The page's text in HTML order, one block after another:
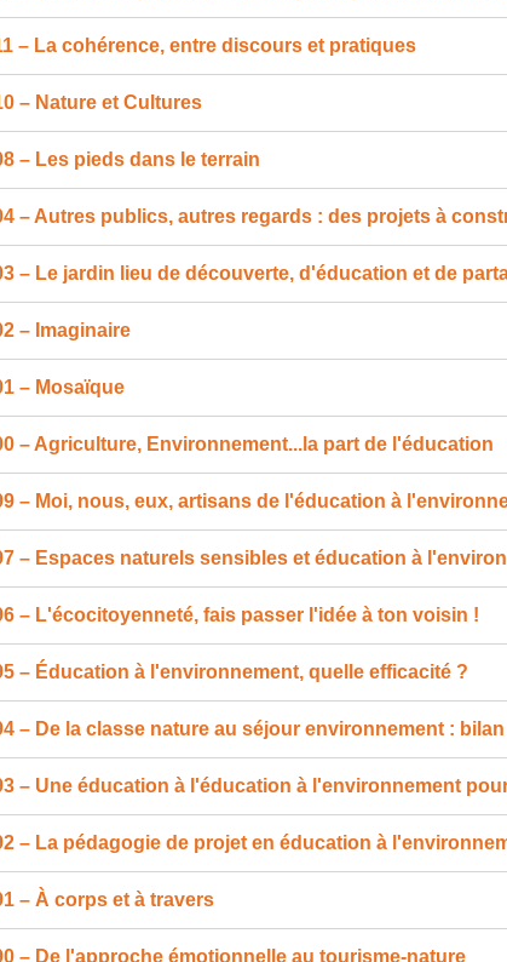
– La cohérence, entre discours et pratiques
– Nature et Cultures
– Les pieds dans le terrain
– Autres publics, autres regards : des projets à
– Le jardin lieu de découverte, d'éducation et de
– Imaginaire
– Mosaïque
– Agriculture, Environnement...la part de l'éducation
– Moi, nous, eux, artisans de l'éducation à
– Espaces naturels sensibles et éducation à
– L'écocitoyenneté, fais passer l'idée à ton voisin !
– Éducation à l'environnement, quelle efficacité ?
– De la classe nature au séjour environnement :
– Une éducation à l'éducation à l'environnement
– La pédagogie de projet en éducation à
– À corps et à travers
– De l'approche émotionnelle au tourisme-nature